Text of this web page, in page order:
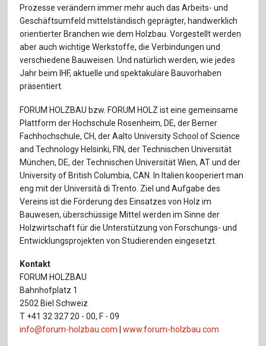
Verlag
Sprache / Language: DE Sprache / Language: EN
Prozesse verändern immer mehr auch das Arbeits- und
Geschäftsumfeld mittelständisch geprägter, handwerklich
orientierter Branchen wie dem Holzbau. Vorgestellt werden
aber auch wichtige Werkstoffe, die Verbindungen und
verschiedene Bauweisen. Und natürlich werden, wie jedes
Jahr beim IHF, aktuelle und spektakuläre Bauvorhaben
präsentiert.
FORUM HOLZBAU bzw. FORUM HOLZ ist eine gemeinsame
Plattform der Hochschule Rosenheim, DE, der Berner
Fachhochschule, CH, der Aalto University School of Science
and Technology Helsinki, FIN, der Technischen Universität
München, DE, der Technischen Universität Wien, AT und der
University of British Columbia, CAN. In Italien kooperiert man
eng mit der Università di Trento. Ziel und Aufgabe des
Vereins ist die Förderung des Einsatzes von Holz im
Bauwesen, überschüssige Mittel werden im Sinne der
Holzwirtschaft für die Unterstützung von Forschungs- und
Entwicklungsprojekten von Studierenden eingesetzt.
Kontakt
FORUM HOLZBAU
Bahnhofplatz 1
2502 Biel Schweiz
T +41 32 327 20 - 00, F - 09
info@forum-holzbau.com |www.forum-holzbau.com